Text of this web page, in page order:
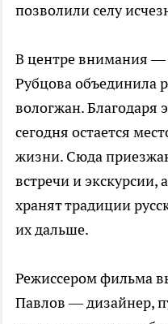
позволили селу
В центре внимания —
Рубцова объединила
вологжан. Благодаря
сегодня остается
жизни. Сюда
встречи и
хранят традиции
их дальше.
Режиссером фильма
Павлов — дизайнер,